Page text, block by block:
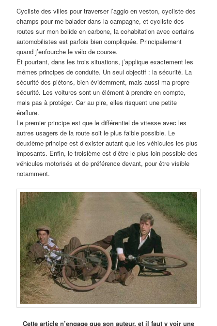
Cycliste des villes pour traverser l’agglo en veston, cycliste des
champs pour me balader dans la campagne, et cycliste des
routes sur mon bolide en carbone, la cohabitation avec certains
automobilistes est parfois bien compliquée. Principalement
quand j’enfourche le vélo de course.
Et pourtant, dans les trois situations, j’applique exactement les
mêmes principes de conduite. Un seul objectif : la sécurité. La
sécurité des piétons, bien évidemment, mais aussi ma propre
sécurité. Les voitures sont un élément à prendre en compte,
mais pas à protéger. Car au pire, elles risquent une petite
éraflure.
Le premier principe est que le différentiel de vitesse avec les
autres usagers de la route soit le plus faible possible. Le
deuxième principe est d’exister autant que les véhicules les plus
imposants. Enfin, le troisième est d’être le plus loin possible des
véhicules motorisés et de préférence devant, pour être visible
notamment.
Cette article n’engage que son auteur, et il faut y voir une